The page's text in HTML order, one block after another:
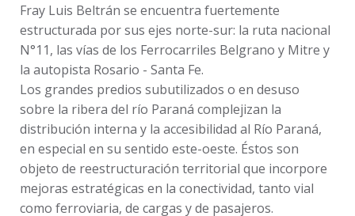
Fray Luis Beltrán se encuentra fuertemente
estructurada por sus ejes norte-sur: la ruta nacional
N°11, las vías de los Ferrocarriles Belgrano y Mitre y
la autopista Rosario - Santa Fe.
Los grandes predios subutilizados o en desuso
sobre la ribera del río Paraná complejizan la
distribución interna y la accesibilidad al Río Paraná,
en especial en su sentido este-oeste. Éstos son
objeto de reestructuración territorial que incorpore
mejoras estratégicas en la conectividad, tanto vial
como ferroviaria, de cargas y de pasajeros.